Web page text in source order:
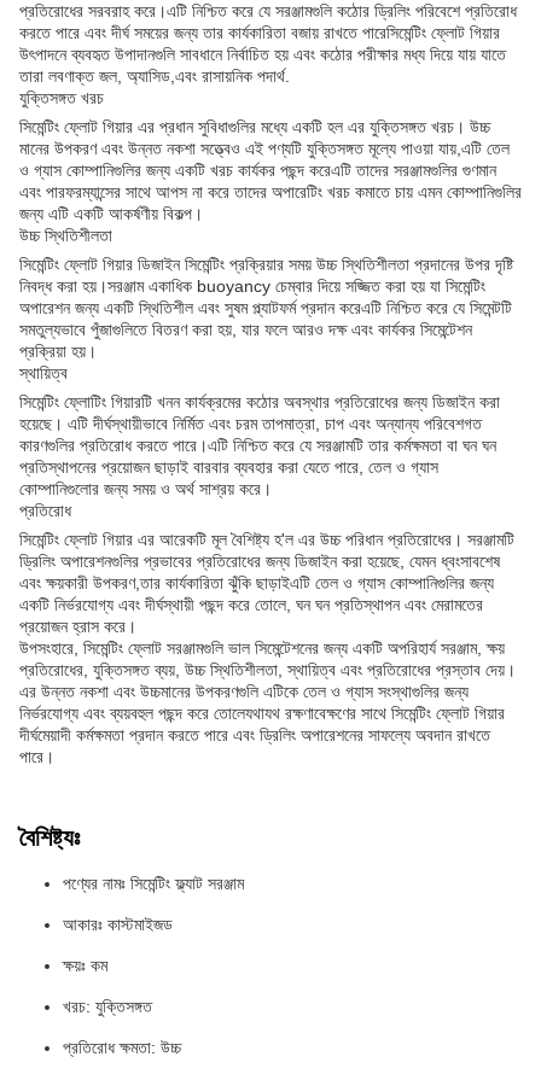
প্রতিরোধের সরবরাহ করে।এটি নিশ্চিত করে যে সরঞ্জামগুলি কঠোর ড্রিলিং পরিবেশে প্রতিরোধ
করতে পারে এবং দীর্ঘ সময়ের জন্য তার কার্যকারিতা বজায় রাখতে পারেসিমেন্টিং ফ্লোট গিয়ার
উৎপাদনে ব্যবহৃত উপাদানগুলি সাবধানে নির্বাচিত হয় এবং কঠোর পরীক্ষার মধ্য দিয়ে যায় যাতে
তারা লবণাক্ত জল, অ্যাসিড,এবং রাসায়নিক পদার্থ.
যুক্তিসঙ্গত খরচ
সিমেন্টিং ফ্লোট গিয়ার এর প্রধান সুবিধাগুলির মধ্যে একটি হল এর যুক্তিসঙ্গত খরচ। উচ্চ
মানের উপকরণ এবং উন্নত নকশা সত্ত্বেও এই পণ্যটি যুক্তিসঙ্গত মূল্যে পাওয়া যায়,এটি তেল
ও গ্যাস কোম্পানিগুলির জন্য একটি খরচ কার্যকর পছন্দ করেএটি তাদের সরঞ্জামগুলির গুণমান
এবং পারফরম্যান্সের সাথে আপস না করে তাদের অপারেটিং খরচ কমাতে চায় এমন কোম্পানিগুলির
জন্য এটি একটি আকর্ষণীয় বিকল্প।
উচ্চ স্থিতিশীলতা
সিমেন্টিং ফ্লোট গিয়ার ডিজাইন সিমেন্টিং প্রক্রিয়ার সময় উচ্চ স্থিতিশীলতা প্রদানের উপর দৃষ্টি
নিবদ্ধ করা হয়।সরঞ্জাম একাধিক buoyancy চেম্বার দিয়ে সজ্জিত করা হয় যা সিমেন্টিং
অপারেশন জন্য একটি স্থিতিশীল এবং সুষম প্ল্যাটফর্ম প্রদান করেএটি নিশ্চিত করে যে সিমেন্টটি
সমতুল্যভাবে পুঁজাগুলিতে বিতরণ করা হয়, যার ফলে আরও দক্ষ এবং কার্যকর সিমেন্টেশন
প্রক্রিয়া হয়।
স্থায়িত্ব
সিমেন্টিং ফ্লোটিং গিয়ারটি খনন কার্যক্রমের কঠোর অবস্থার প্রতিরোধের জন্য ডিজাইন করা
হয়েছে। এটি দীর্ঘস্থায়ীভাবে নির্মিত এবং চরম তাপমাত্রা, চাপ এবং অন্যান্য পরিবেশগত
কারণগুলির প্রতিরোধ করতে পারে।এটি নিশ্চিত করে যে সরঞ্জামটি তার কর্মক্ষমতা বা ঘন ঘন
প্রতিস্থাপনের প্রয়োজন ছাড়াই বারবার ব্যবহার করা যেতে পারে, তেল ও গ্যাস
কোম্পানিগুলোর জন্য সময় ও অর্থ সাশ্রয় করে।
প্রতিরোধ
সিমেন্টিং ফ্লোট গিয়ার এর আরেকটি মূল বৈশিষ্ট্য হ'ল এর উচ্চ পরিধান প্রতিরোধের। সরঞ্জামটি
ড্রিলিং অপারেশনগুলির প্রভাবের প্রতিরোধের জন্য ডিজাইন করা হয়েছে, যেমন ধ্বংসাবশেষ
এবং ক্ষয়কারী উপকরণ,তার কার্যকারিতা ঝুঁকি ছাড়াইএটি তেল ও গ্যাস কোম্পানিগুলির জন্য
একটি নির্ভরযোগ্য এবং দীর্ঘস্থায়ী পছন্দ করে তোলে, ঘন ঘন প্রতিস্থাপন এবং মেরামতের
প্রয়োজন হ্রাস করে।
উপসংহারে, সিমেন্টিং ফ্লোট সরঞ্জামগুলি ভাল সিমেন্টেশনের জন্য একটি অপরিহার্য সরঞ্জাম, ক্ষয়
প্রতিরোধের, যুক্তিসঙ্গত ব্যয়, উচ্চ স্থিতিশীলতা, স্থায়িত্ব এবং প্রতিরোধের প্রস্তাব দেয়।
এর উন্নত নকশা এবং উচ্চমানের উপকরণগুলি এটিকে তেল ও গ্যাস সংস্থাগুলির জন্য
নির্ভরযোগ্য এবং ব্যয়বহুল পছন্দ করে তোলেযথাযথ রক্ষণাবেক্ষণের সাথে সিমেন্টিং ফ্লোট গিয়ার
দীর্ঘমেয়াদী কর্মক্ষমতা প্রদান করতে পারে এবং ড্রিলিং অপারেশনের সাফল্যে অবদান রাখতে
পারে।
বৈশিষ্ট্যঃ
পণ্যের নামঃ সিমেন্টিং ফ্ল্যাট সরঞ্জাম
আকারঃ কাস্টমাইজড
ক্ষয়ঃ কম
খরচ: যুক্তিসঙ্গত
প্রতিরোধ ক্ষমতা: উচ্চ